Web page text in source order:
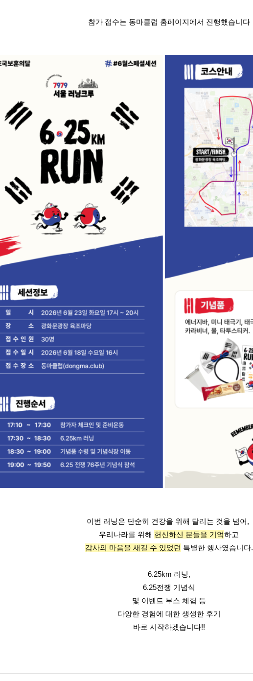
참가 접수는 동마클럽 홈페이지에서 진행했습니다
이번 러닝은 단순히 건강을 위해 달리는 것을 넘어,
우리나라를 위해 헌신하신 분들을 기억하고
감사의 마음을 새길 수 있었던 특별한 행사였습니다.
6.25km 러닝,
6.25전쟁 기념식
및 이벤트 부스 체험 등
다양한 경험에 대한 생생한 후기
바로 시작하겠습니다!!